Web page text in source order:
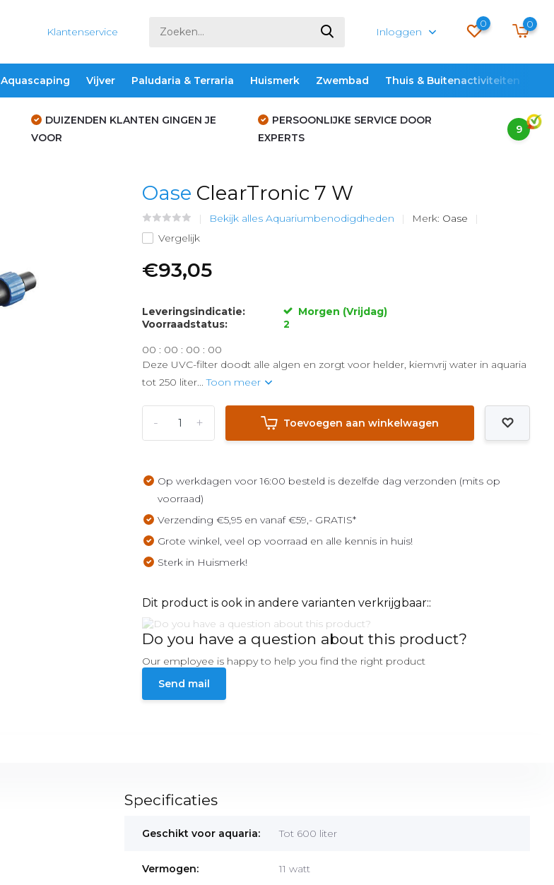
Klantenservice Inloggen
0 0
Aquascaping Vijver Paludaria & Terraria Huismerk Zwembad Thuis & Buitenactiviteiten
DUIZENDEN KLANTEN GINGEN JE
VOOR
PERSOONLIJKE SERVICE DOOR
EXPERTS
9
Oase ClearTronic 7 W
Bekijk alles Aquariumbenodigdheden Merk: Oase
Vergelijk
€93,05
Leveringsindicatie:
Morgen (Vrijdag)
Voorraadstatus:
2
00 : 00 : 00 : 00
Deze UVC-filter doodt alle algen en zorgt voor helder, kiemvrij water in aquaria
tot 250 liter...Toon meer
+
- Toevoegen aan winkelwagen
Op werkdagen voor 16:00 besteld is dezelfde dag verzonden (mits op
voorraad)
Verzending €5,95 en vanaf €59,- GRATIS*
Grote winkel, veel op voorraad en alle kennis in huis!
Sterk in Huismerk!
Dit product is ook in andere varianten verkrijgbaar::
Do you have a question about this product?
Our employee is happy to help you find the right product
Send mail
Specificaties
Geschikt voor aquaria: Tot 600 liter
Vermogen: 11 watt